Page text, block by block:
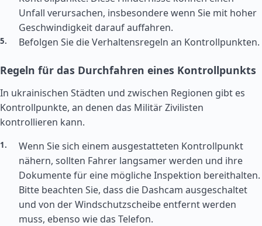
Unfall verursachen, insbesondere wenn Sie mit hoher
Geschwindigkeit darauf auffahren.
Befolgen Sie die Verhaltensregeln an Kontrollpunkten.
Regeln für das Durchfahren eines Kontrollpunkts
In ukrainischen Städten und zwischen Regionen gibt es
Kontrollpunkte, an denen das Militär Zivilisten
kontrollieren kann.
Wenn Sie sich einem ausgestatteten Kontrollpunkt
nähern, sollten Fahrer langsamer werden und ihre
Dokumente für eine mögliche Inspektion bereithalten.
Bitte beachten Sie, dass die Dashcam ausgeschaltet
und von der Windschutzscheibe entfernt werden
muss, ebenso wie das Telefon.